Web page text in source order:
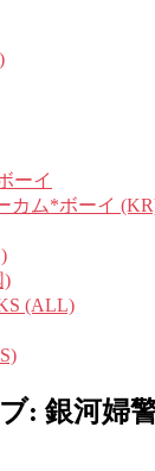
ーイ
カム*ボーイ
)
(ALL)
: 銀河婦